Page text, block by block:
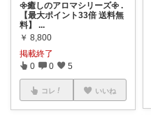
𖧷癒しのアロマシリーズ𖧷 .
【最大ポイント33倍 送料無
料】
...
￥ 8,800
掲載終了
0 0 5
コレ いいね